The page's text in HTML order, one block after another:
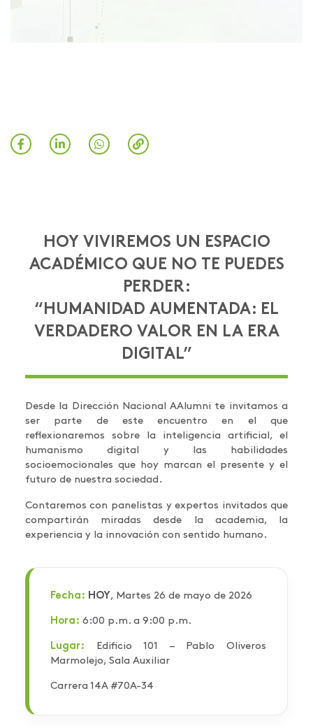
HOY VIVIREMOS UN ESPACIO
ACADÉMICO QUE NO TE PUEDES
PERDER:
“HUMANIDAD AUMENTADA: EL
VERDADERO VALOR EN LA ERA
DIGITAL”
Desde la Dirección Nacional AAlumni te invitamos a
ser parte de este encuentro en el que
reflexionaremos sobre la inteligencia artificial, el
humanismo digital y las habilidades
socioemocionales que hoy marcan el presente y el
futuro de nuestra sociedad.
Contaremos con panelistas y expertos invitados que
compartirán miradas desde la academia, la
experiencia y la innovación con sentido humano.
Fecha: HOY , Martes 26 de mayo de 2026
Hora: 6:00 p.m. a 9:00 p.m.
Lugar: Edificio 101 – Pablo Oliveros
Marmolejo, Sala Auxiliar
Carrera 14A #70A-34